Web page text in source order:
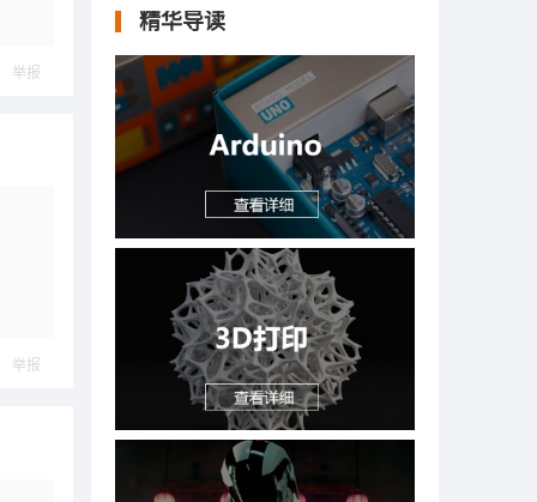
举报
举报
精华导读